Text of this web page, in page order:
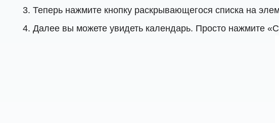
Теперь нажмите кнопку раскрывающегося списка на
Далее вы можете увидеть календарь. Просто нажмите